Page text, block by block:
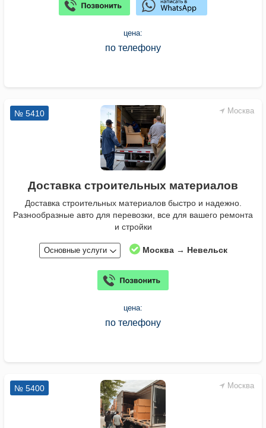
цена:
по телефону
Москва
№ 5410
Доставка строительных материалов
Доставка строительных материалов быстро и надежно.
Разнообразные авто для перевозки, все для вашего ремонта
и стройки
Основные услуги Москва → Невельск
цена:
по телефону
Москва
№ 5400